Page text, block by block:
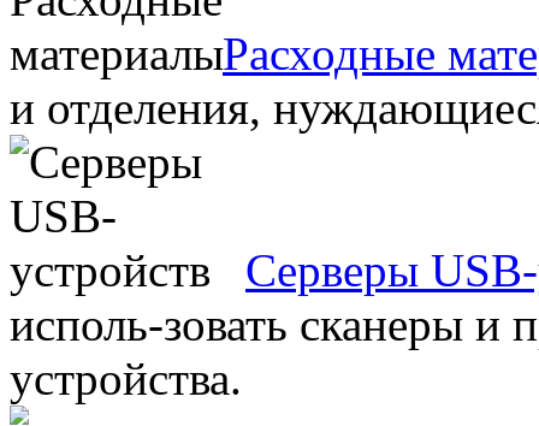
Расходные
и отделения,
Серверы
исполь-зовать сканеры и
устройства.